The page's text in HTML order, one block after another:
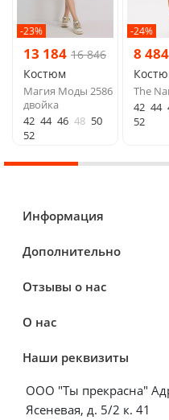
-23%
13 184 16 846
Костюм
Магия Моды 2586
двойка
42 44 46 48 50
52
-24%
8 484
The
42 44
52
Информация
Дополнительно
Отзывы о нас
О нас
Наши реквизиты
ООО "Ты прекрасна"
Ясеневая, д. 5/2 к. 41